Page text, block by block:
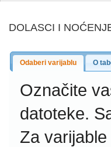
DOLASCI I
Odaberi varijablu O
Označite
datoteke.
Za